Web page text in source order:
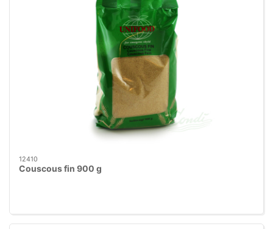
12410
Couscous fin 900 g